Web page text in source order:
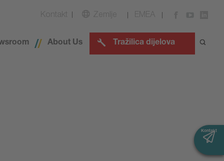
Kontakt Zemlje EMEA
About Us Tražilica dijelova
Kontakt